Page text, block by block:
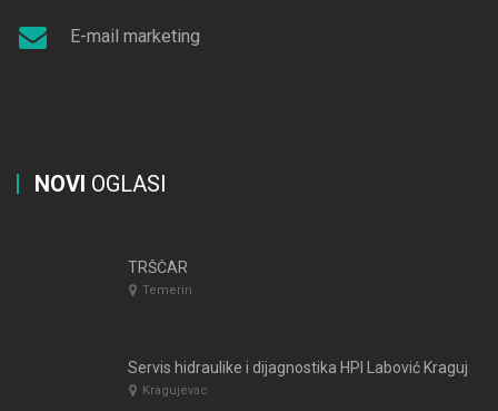
E-mail marketing
NOVI OGLASI
TRŠČAR
Temerin
Kragujevac